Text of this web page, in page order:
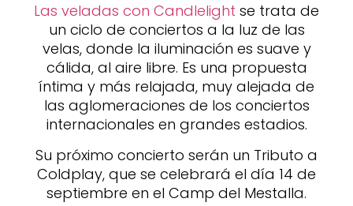
Las veladas con Candlelight se trata de
un ciclo de conciertos a la luz de las
velas, donde la iluminación es suave y
cálida, al aire libre. Es una propuesta
íntima y más relajada, muy alejada de
las aglomeraciones de los conciertos
internacionales en grandes estadios.
Su próximo concierto serán un Tributo a
Coldplay, que se celebrará el día 14 de
septiembre en el Camp del Mestalla.